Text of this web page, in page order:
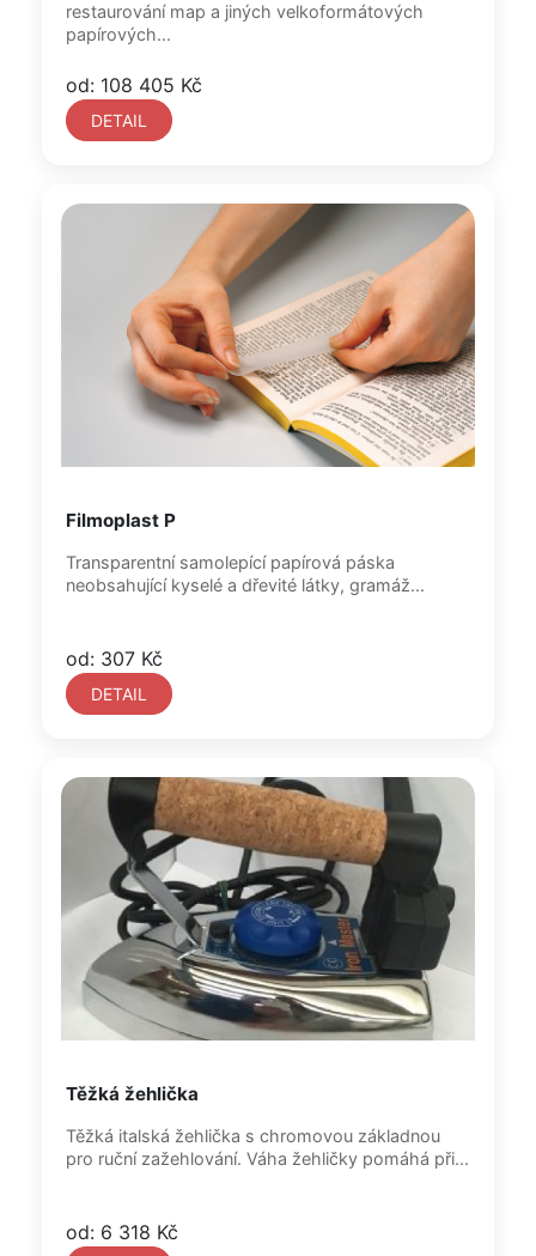
restaurování map a jiných velkoformátových
papírových...
od: 108 405 Kč
DETAIL
Filmoplast P
Transparentní samolepící papírová páska
neobsahující kyselé a dřevité látky, gramáž...
od: 307 Kč
DETAIL
Těžká žehlička
Těžká italská žehlička s chromovou základnou
pro ruční zažehlování. Váha žehličky pomáhá při...
od: 6 318 Kč